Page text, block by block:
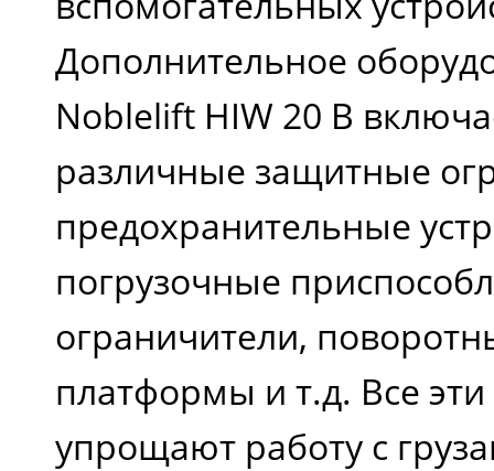
Дополнительное
Noblelift HIW 20 B
различные защитные
предохранительные
погрузочные
ограничители,
платформы и т.д. Все эти
упрощают работу с